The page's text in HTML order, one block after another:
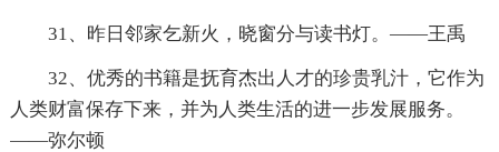
31、昨日邻家乞新火，晓窗分与读书灯。——王禹
32、优秀的书籍是抚育杰出人才的珍贵乳汁，它作为
人类财富保存下来，并为人类生活的进一步发展服务。
——弥尔顿